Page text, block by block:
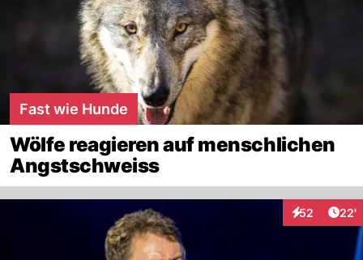
Fast wie Hunde
Wölfe reagieren auf menschlichen
Angstschweiss
52
Interaktionen
22'